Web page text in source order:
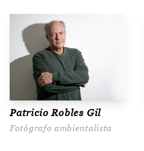
Patricio Robles Gil
Fotógrafo ambientalista